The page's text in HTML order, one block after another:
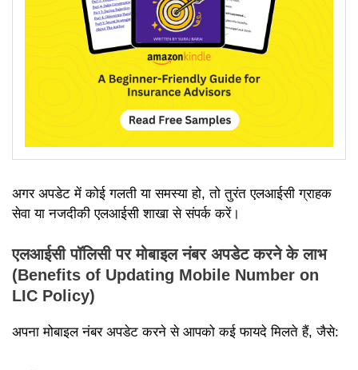
अगर अपडेट में कोई गलती या समस्या हो, तो तुरंत एलआईसी ग्राहक
सेवा या नजदीकी एलआईसी शाखा से संपर्क करें।
एलआईसी पॉलिसी पर मोबाइल नंबर अपडेट करने के लाभ
(Benefits of Updating Mobile Number on
LIC Policy)
अपना मोबाइल नंबर अपडेट करने से आपको कई फायदे मिलते हैं, जैसे: